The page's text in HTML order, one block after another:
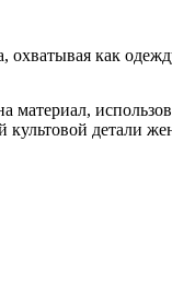
как
материал,
детали